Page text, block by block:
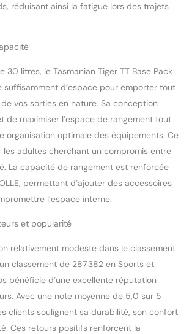
Cordura 700den (gris
réduisant ainsi la fatigue lors des trajets
30 litres, le Tasmanian Tiger TT Base Pack
suffisamment d’espace pour emporter tout
vos sorties en nature. Sa conception
de maximiser l’espace de rangement tout
organisation optimale des équipements. Ce
les adultes cherchant un compromis entre
La capacité de rangement est renforcée
permettant d’ajouter des accessoires
l’espace interne.
et popularité
relativement modeste dans le classement
classement de 287 382 en Sports et
bénéficie d’une excellente réputation
Avec une note moyenne de 5,0 sur 5
clients soulignent sa durabilité, son confort
Ces retours positifs renforcent la